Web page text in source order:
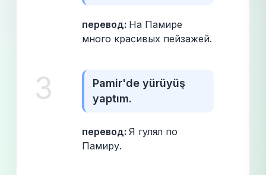
перевод: На Памире
много красивых пейзажей.
3
Pamir'de yürüyüş
yaptım.
перевод: Я гулял по
Памиру.